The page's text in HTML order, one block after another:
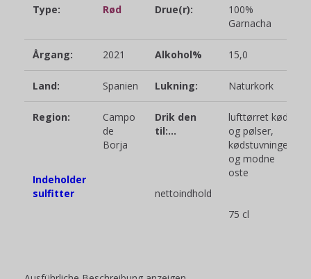
Type: Rød Drue(r):
100%
Garnacha
Årgang: 2021 Alkohol% 15,0
Land: Spanien Lukning: Naturkork
Region:
Indeholder
sulfitter
Campo
de
Borja
Drik den
til:…
nettoindhold
lufttørret kød
og pølser,
kødstuvninger
og modne
oste
75 cl